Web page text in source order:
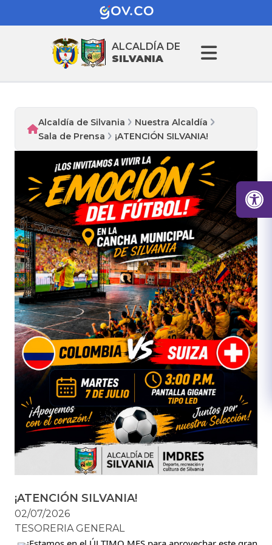
ALCALDÍA DE
SILVANIA
Alcaldía de Silvania
Nuestra Alcaldía
Sala de Prensa
¡ATENCIÓN SILVANIA!
¡ATENCIÓN SILVANIA!
02/07/2026
TESORERIA GENERAL